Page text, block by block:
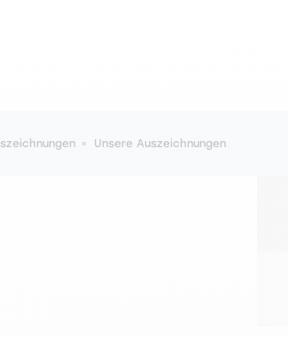
Unsere Auszeichnungen